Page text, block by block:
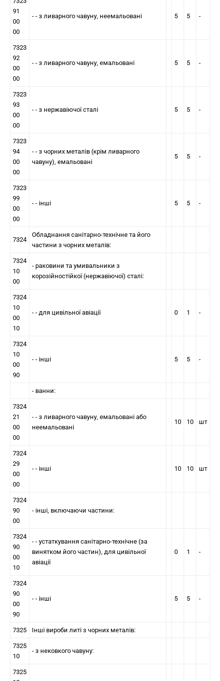
91
00
00
- - з ливарного чавуну, неемальованi 5 5 -
7323
92
00
00
- - з ливарного чавуну, емальованi 5 5 -
7323
93
00
00
- - з нержавiючої сталi 5 5 -
7323
94
00
00
- - з чорних металів (крiм ливарного
чавуну), емальованi
5 5 -
7323
99
00
00
- - iншi 5 5 -
7324
Обладнання санiтарно-технiчне та його
частини з чорних металів:
7324
10
00
- раковини та умивальники з
корозійностійкої (нержавiючої) сталi:
7324
10
00
10
- - для цивільної авіації 0 1 -
7324
10
00
90
- - інші 5 5 -
- ванни:
7324
21
00
00
- - з ливарного чавуну, емальованi або
неемальованi
10 10 шт
7324
29
00
00
- - iншi 10 10 шт
7324
90
00
- iншi, включаючи частини:
7324
90
00
10
- - устаткування санітарно-технічне (за
винятком його частин), для цивільної
авіації
0 1 -
7324
90
00
90
- - інші 5 5 -
7325 Інші вироби литі з чорних металів:
7325
10
- з нековкого чавуну:
7325